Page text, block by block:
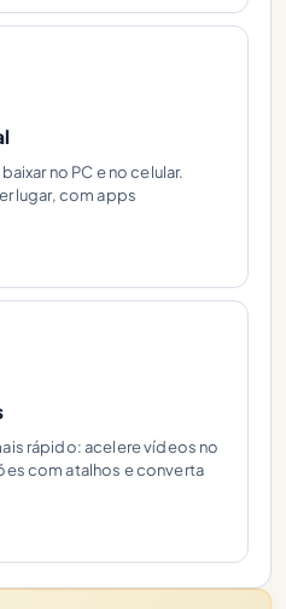
no PC e no celular.
lugar, com apps
rápido: acelere vídeos no
com atalhos e converta